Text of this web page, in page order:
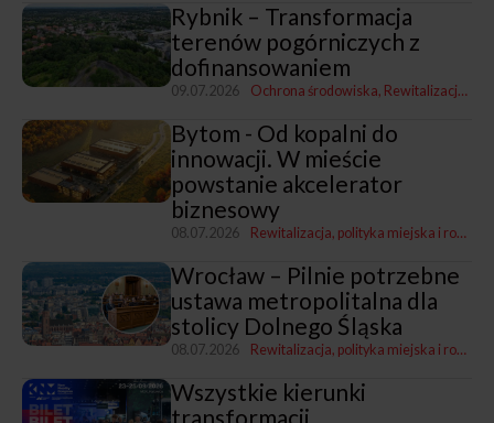
Rybnik – Transformacja
terenów pogórniczych z
dofinansowaniem
09.07.2026 Ochrona środowiska Rewitalizacja, polityka miejska i rozwój
Bytom - Od kopalni do
innowacji. W mieście
powstanie akcelerator
biznesowy
08.07.2026 Rewitalizacja, polityka miejska i rozwój
Wrocław – Pilnie potrzebne
ustawa metropolitalna dla
stolicy Dolnego Śląska
08.07.2026 Rewitalizacja, polityka miejska i rozwój
Wszystkie kierunki
transformacji